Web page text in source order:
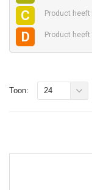
C Product heeft
D Product heeft
Toon: 24